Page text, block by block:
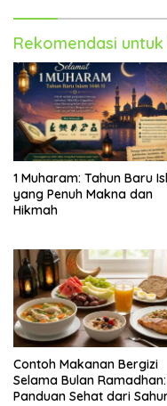
Rekomendasi
1 Muharam: Tahun Baru
yang Penuh Makna dan
Hikmah
Contoh Makanan Bergizi
Selama Bulan Ramadhan:
Panduan Sehat dari